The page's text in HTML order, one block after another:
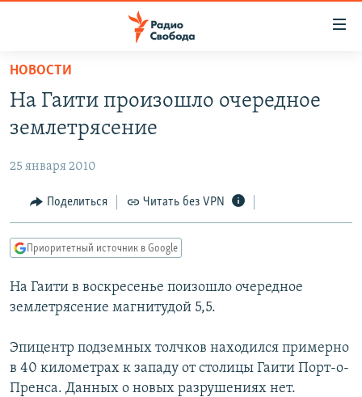
упрощенного
доступа
основному
Вернутся
главной
навигации
Вернутся
АВТОРСКИЕ ПРОЕКТЫ
ЦИТАТЫ СВОБОДЫ
МНЕНИЯ
IDEL.РЕАЛИИ
КАВКАЗ.РЕАЛИИ
СЕВЕР.РЕАЛИИ
СИБИРЬ.РЕАЛИИ
РАСПИСАНИЕ ВЕЩАНИЯ
НОВОСТИ
На Гаити произошло очередное
землетрясение
25 января 2010
Поделиться Читать без VPN
Приоритетный источник в Google
На Гаити в воскресенье поизошло очередное
землетрясение магнитудой 5,5.
Эпицентр подземных толчков находился примерно
в 40 километрах к западу от столицы Гаити Порт-о-
Пренса. Данных о новых разрушениях нет.